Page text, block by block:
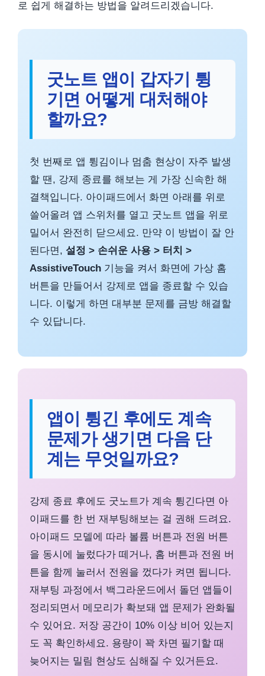
로 쉽게 해결하는 방법을 알려드리겠습니다.
굿노트 앱이 갑자기 튕
기면 어떻게 대처해야
할까요?
첫 번째로 앱 튕김이나 멈춤 현상이 자주 발생
할 땐, 강제 종료를 해보는 게 가장 신속한 해
결책입니다. 아이패드에서 화면 아래를 위로
쓸어올려 앱 스위처를 열고 굿노트 앱을 위로
밀어서 완전히 닫으세요. 만약 이 방법이 잘 안
된다면, 설정 > 손쉬운 사용 > 터치 >
AssistiveTouch 기능을 켜서 화면에 가상 홈
버튼을 만들어서 강제로 앱을 종료할 수 있습
니다. 이렇게 하면 대부분 문제를 금방 해결할
수 있답니다.
앱이 튕긴 후에도 계속
문제가 생기면 다음 단
계는 무엇일까요?
강제 종료 후에도 굿노트가 계속 튕긴다면 아
이패드를 한 번 재부팅해보는 걸 권해 드려요.
아이패드 모델에 따라 볼륨 버튼과 전원 버튼
을 동시에 눌렀다가 떼거나, 홈 버튼과 전원 버
튼을 함께 눌러서 전원을 껐다가 켜면 됩니다.
재부팅 과정에서 백그라운드에서 돌던 앱들이
정리되면서 메모리가 확보돼 앱 문제가 완화될
수 있어요. 저장 공간이 10% 이상 비어 있는지
도 꼭 확인하세요. 용량이 꽉 차면 필기할 때
늦어지는 밀림 현상도 심해질 수 있거든요.